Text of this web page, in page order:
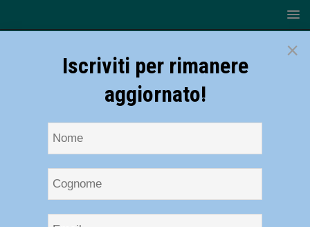
×
Iscriviti per rimanere
aggiornato!